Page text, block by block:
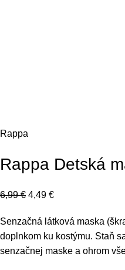
Rappa
Rappa Detská
6,99€ 4,49 €
Senzačná látková maska
doplnkom ku kostýmu. Staň
senzačnej maske a ohrom